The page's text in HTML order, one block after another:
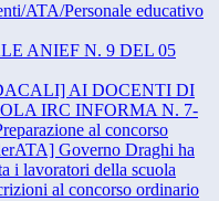
ATA/Personale educativo
ANIEF N. 9 DEL 05
AI DOCENTI DI
IRC INFORMA N. 7-
al concorso
Governo Draghi ha
i lavoratori della scuola
al concorso ordinario